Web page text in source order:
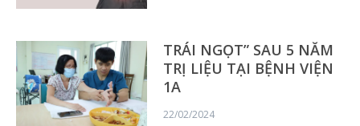
TRÁI NGỌT” SAU 5 NĂM
TRỊ LIỆU TẠI BỆNH VIỆN
1A
22/02/2024